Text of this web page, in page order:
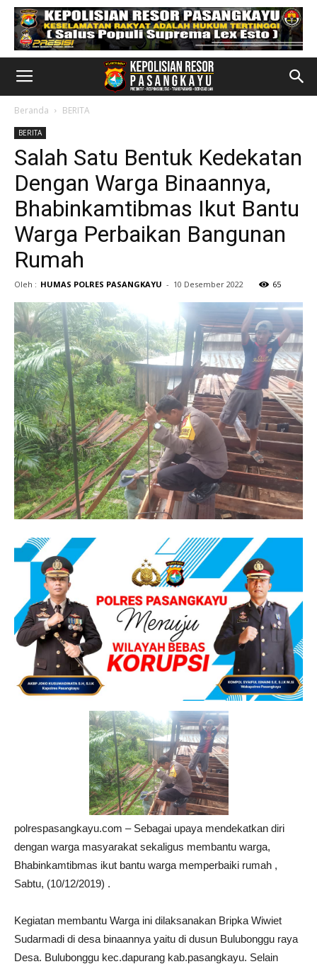
Beranda BERITA
BERITA
Salah Satu Bentuk Kedekatan
Dengan Warga Binaannya,
Bhabinkamtibmas Ikut Bantu
Warga Perbaikan Bangunan
Rumah
Oleh : HUMAS POLRES PASANGKAYU - 10 Desember 2022 65
polrespasangkayu.com – Sebagai upaya mendekatkan diri
dengan warga masyarakat sekaligus membantu warga,
Bhabinkamtibmas ikut bantu warga memperbaiki rumah ,
Sabtu, (10/12/2019) .
Kegiatan membantu Warga ini dilaksanakan Bripka Wiwiet
Sudarmadi di desa binaannya yaitu di dusun Bulubonggu raya
Desa. Bulubonggu kec.dapurang kab.pasangkayu. Selain